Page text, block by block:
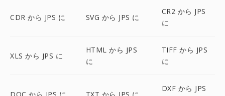
CDR から JPS に SVG から JPS に
CR2 から JPS
に
XLS から JPS に
HTML から JPS
に
TIFF から JPS
に
DOC から JPS に TXT から JPS に
DXF から JPS